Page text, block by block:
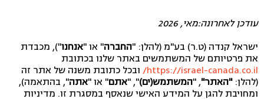
עודכן לאחרונה:מאי, 2026
ישראל קנדה (ט.ר) בע"מ (להלן: "החברה" או "אנחנו"), מכבדת
את פרטיותם של המשתמשים באתר שלנו בכתובת
https://israel-canada.co.il/
ובכל כתובת משנה של אתר זה
(להלן:"האתר", "המשתמש(ים)", "אתם" או "אתה", בהתאמה),
ומחויבת להגן על המידע האישי שנאסף במסגרת זו. מדיניות